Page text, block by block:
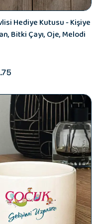
Hediye Kutusu - Kişiye
Bitki Çayı, Oje, Melodi